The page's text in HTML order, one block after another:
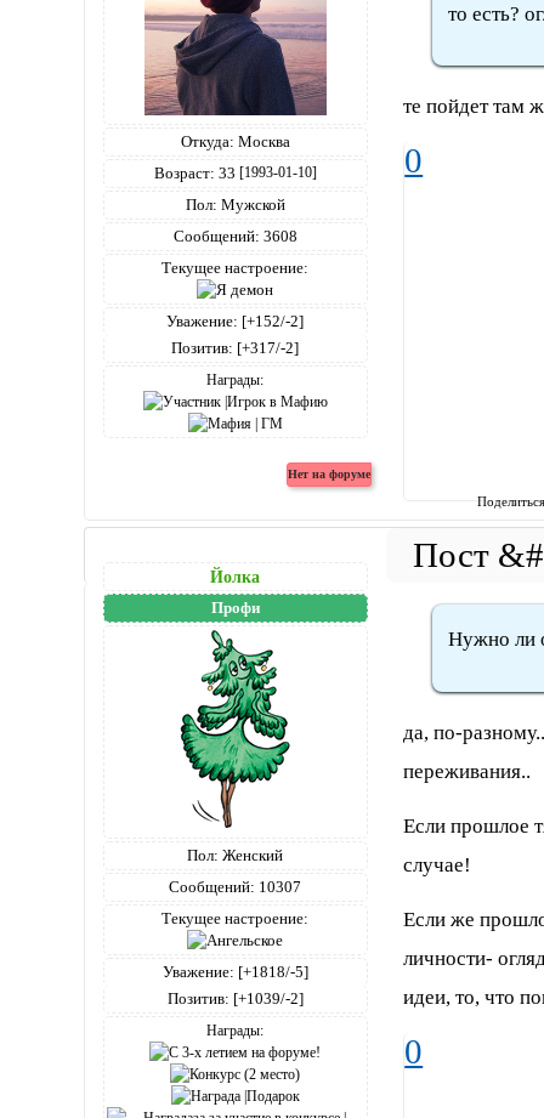
Откуда: Москва
Возраст: 33 [1993-01-10]
Пол: Мужской
Сообщений: 3608
Текущее настроение:
Уважение: [+152/-2]
Позитив: [+317/-2]
Награды:
то есть?
те пойдет там
0
Йолка
Профи
Пол: Женский
Сообщений: 10307
Текущее настроение:
Уважение: [+1818/-5]
Позитив: [+1039/-2]
Награды:
Нужно ли
да, по-
переживания..
Если прошлое
случае!
Если же
личности-
идеи, то, что
0